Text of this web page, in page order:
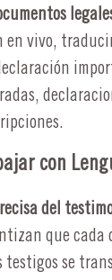
en vivo,
con
del
que cada
testigos se